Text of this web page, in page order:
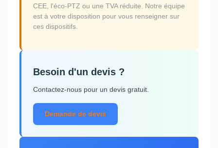
CEE, l'éco-PTZ ou une TVA réduite. Notre équipe
est à votre disposition pour vous renseigner sur
ces dispositifs.
Besoin d'un devis ?
Contactez-nous pour un devis gratuit.
Demande de devis